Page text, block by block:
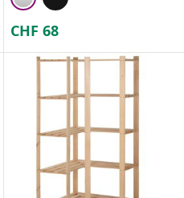
CHF 68